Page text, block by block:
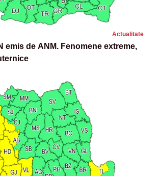
Actualitate
emis de ANM. Fenomene extreme,